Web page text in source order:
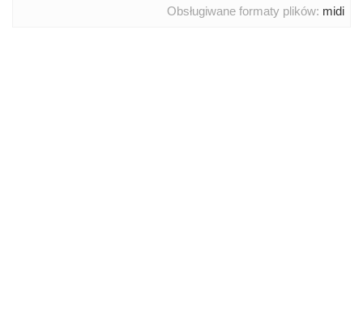
Obsługiwane formaty plików: midi